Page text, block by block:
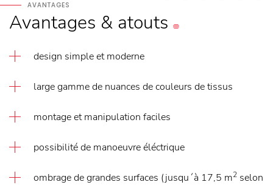
AVANTAGES
Avantages & atouts
design simple et moderne
large gamme de nuances de couleurs de tissus
montage et manipulation faciles
possibilité de manoeuvre éléctrique
ombrage de grandes surfaces (jusqu´à 17,5 m2 selon